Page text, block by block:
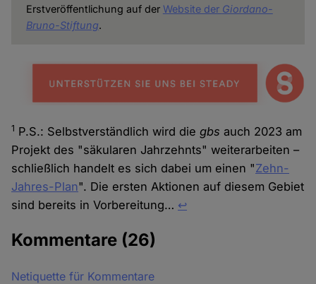
Erstveröffentlichung auf der Website der Giordano-
Bruno-Stiftung.
1 P.S.: Selbstverständlich wird diegbsauch 2023 am
Projekt des "säkularen Jahrzehnts" weiterarbeiten –
schließlich handelt es sich dabei um einen "Zehn-
Jahres-Plan". Die ersten Aktionen auf diesem Gebiet
sind bereits in Vorbereitung… ↩︎
Kommentare (26)
Netiquette für Kommentare